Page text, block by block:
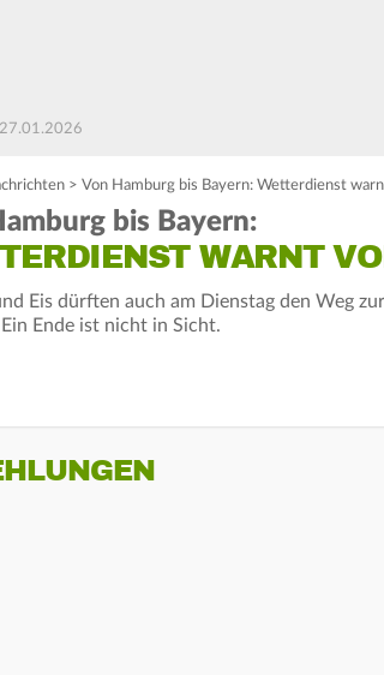
> Von Hamburg bis Bayern: Wetterdienst
bis Bayern:
WARNT
Eis dürften auch am Dienstag den Weg
Ende ist nicht in Sicht.